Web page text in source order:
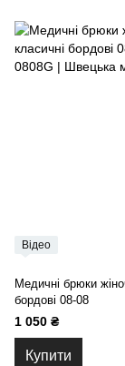
Відео
Медичні брюки
бордові 08-08
1 050 ₴
Купити